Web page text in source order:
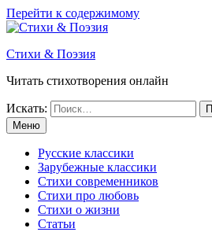
Перейти к содержимому
Стихи & Поэзия
Читать стихотворения онлайн
Искать:
Меню
Русские классики
Зарубежные классики
Стихи современников
Стихи про любовь
Стихи о жизни
Статьи